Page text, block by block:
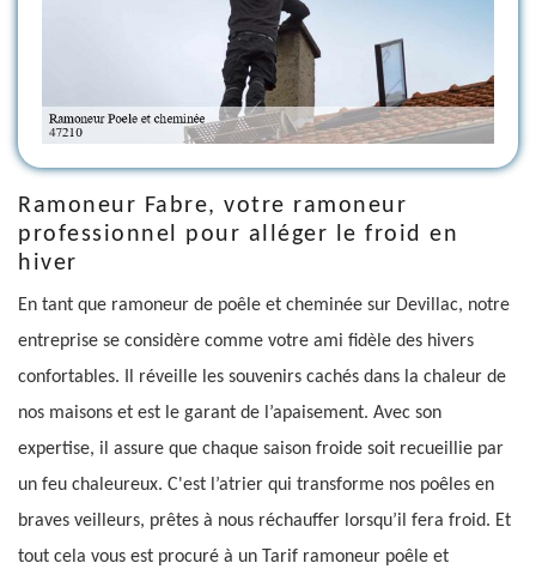
Ramoneur Fabre, votre ramoneur
professionnel pour alléger le froid en
hiver
En tant que ramoneur de poêle et cheminée sur Devillac, notre
entreprise se considère comme votre ami fidèle des hivers
confortables. Il réveille les souvenirs cachés dans la chaleur de
nos maisons et est le garant de l’apaisement. Avec son
expertise, il assure que chaque saison froide soit recueillie par
un feu chaleureux. C'est l’atrier qui transforme nos poêles en
braves veilleurs, prêtes à nous réchauffer lorsqu’il fera froid. Et
tout cela vous est procuré à un Tarif ramoneur poêle et